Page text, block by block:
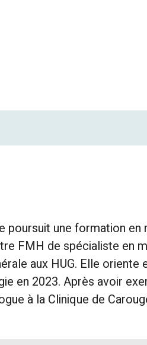
une formation en
FMH de spécialiste en
aux HUG. Elle
en 2023. Après avoir
à la Clinique de